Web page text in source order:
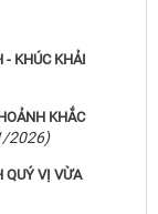
KHÚC KHẢI
KHẮC
2026)
QUÝ VỊ VỪA